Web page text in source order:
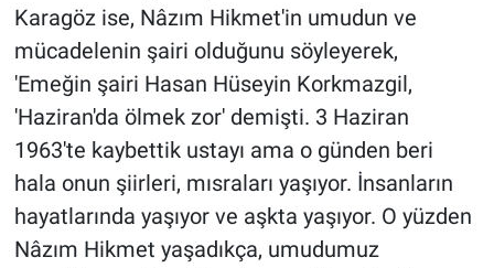
Karagöz ise, Nâzım Hikmet'in umudun ve
mücadelenin şairi olduğunu söyleyerek,
'Emeğin şairi Hasan Hüseyin Korkmazgil,
'Haziran'da ölmek zor' demişti. 3 Haziran
1963'te kaybettik ustayı ama o günden beri
hala onun şiirleri, mısraları yaşıyor. İnsanların
hayatlarında yaşıyor ve aşkta yaşıyor. O yüzden
Nâzım Hikmet yaşadıkça, umudumuz